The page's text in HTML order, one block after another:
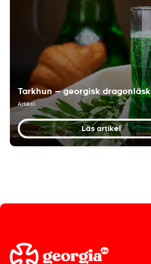
Tarkhun — georgisk dragonläsk
Artikel
Läs artikel